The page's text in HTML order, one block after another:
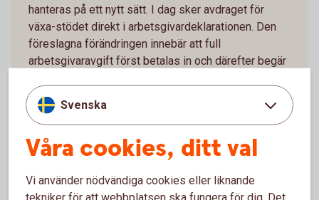
hanteras på ett nytt sätt. I dag sker avdraget för
växa-stödet direkt i arbetsgivardeklarationen. Den
föreslagna förändringen innebär att full
arbetsgivaravgift först betalas in och därefter begär
Sänkta arbetsgivaravgifter för unga
På förslag finns tillfälligt sänkta arbetsgivaravgifter
för unga från det året de fyller 19 till och med det år
de fyller 23. Förslaget föreslås gälla från 1 april
2026 till 30 september 2027.
Svenska
Våra cookies, ditt val
Vi använder nödvändiga cookies eller liknande
tekniker för att webbplatsen ska fungera för dig. Det